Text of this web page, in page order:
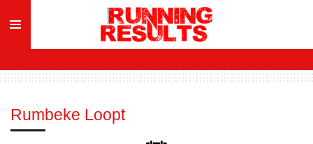
direct
hoofdinhoud
Rumbeke Loopt